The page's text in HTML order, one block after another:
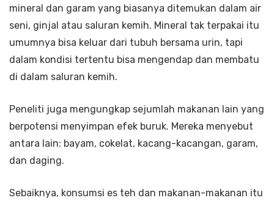
mineral dan garam yang biasanya ditemukan dalam air
seni, ginjal atau saluran kemih. Mineral tak terpakai itu
umumnya bisa keluar dari tubuh bersama urin, tapi
dalam kondisi tertentu bisa mengendap dan membatu
di dalam saluran kemih.
Peneliti juga mengungkap sejumlah makanan lain yang
berpotensi menyimpan efek buruk. Mereka menyebut
antara lain: bayam, cokelat, kacang-kacangan, garam,
dan daging.
Sebaiknya, konsumsi es teh dan makanan-makanan itu